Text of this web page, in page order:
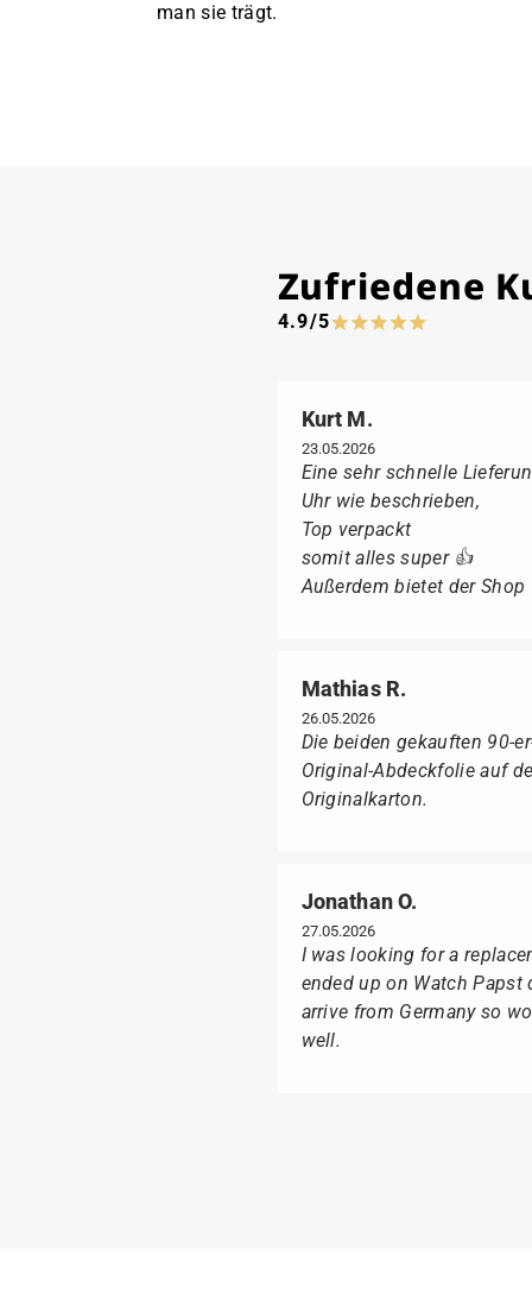
man sie trägt.
Zufriedene
4.9/5
Kurt M.
23.05.2026
Eine sehr schnelle
Uhr wie beschrieben,
Top verpackt
somit alles super 👍
Außerdem bietet der
Mathias R.
26.05.2026
Die beiden gekauften 90-
Original-Abdeckfolie auf
Originalkarton.
Jonathan O.
27.05.2026
I was looking for a
ended up on Watch
arrive from Germany so
well.